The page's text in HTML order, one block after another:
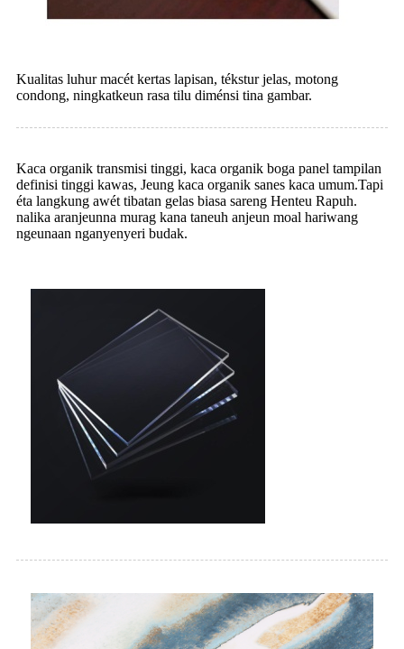
Kualitas luhur macét kertas lapisan, tékstur jelas, motong
condong, ningkatkeun rasa tilu diménsi tina gambar.
Kaca organik transmisi tinggi, kaca organik boga panel tampilan
definisi tinggi kawas, Jeung kaca organik sanes kaca umum.Tapi
éta langkung awét tibatan gelas biasa sareng Henteu Rapuh.
nalika aranjeunna murag kana taneuh anjeun moal hariwang
ngeunaan nganyenyeri budak.